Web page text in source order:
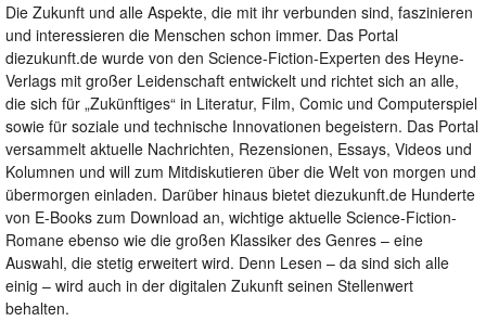
Die Zukunft und alle Aspekte, die mit ihr verbunden sind, faszinieren
und interessieren die Menschen schon immer. Das Portal
diezukunft.de wurde von den Science-Fiction-Experten des Heyne-
Verlags mit großer Leidenschaft entwickelt und richtet sich an alle,
die sich für „Zukünftiges“ in Literatur, Film, Comic und Computerspiel
sowie für soziale und technische Innovationen begeistern. Das Portal
versammelt aktuelle Nachrichten, Rezensionen, Essays, Videos und
Kolumnen und will zum Mitdiskutieren über die Welt von morgen und
übermorgen einladen. Darüber hinaus bietet diezukunft.de Hunderte
von E-Books zum Download an, wichtige aktuelle Science-Fiction-
Romane ebenso wie die großen Klassiker des Genres – eine
Auswahl, die stetig erweitert wird. Denn Lesen – da sind sich alle
einig – wird auch in der digitalen Zukunft seinen Stellenwert
behalten.